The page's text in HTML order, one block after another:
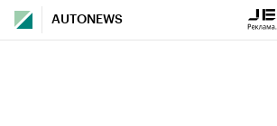
AUTONEWS